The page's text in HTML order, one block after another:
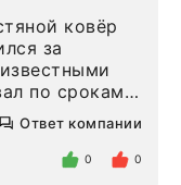
ковёр
за
по срокам.
в
без
Ответ компании
0 0